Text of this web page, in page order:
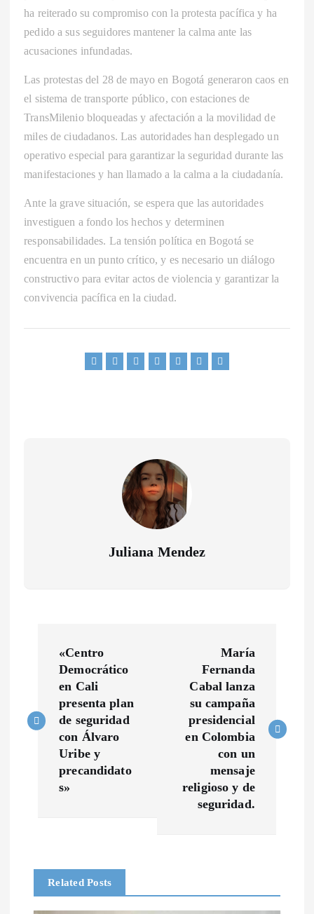
ha reiterado su compromiso con la protesta pacífica y ha
pedido a sus seguidores mantener la calma ante las
acusaciones infundadas.
Las protestas del 28 de mayo en Bogotá generaron caos en
el sistema de transporte público, con estaciones de
TransMilenio bloqueadas y afectación a la movilidad de
miles de ciudadanos. Las autoridades han desplegado un
operativo especial para garantizar la seguridad durante las
manifestaciones y han llamado a la calma a la ciudadanía.
Ante la grave situación, se espera que las autoridades
investiguen a fondo los hechos y determinen
responsabilidades. La tensión política en Bogotá se
encuentra en un punto crítico, y es necesario un diálogo
constructivo para evitar actos de violencia y garantizar la
convivencia pacífica en la ciudad.
Juliana Mendez
v
«Centro
Democrático
en Cali
presenta plan
de seguridad
con Álvaro
Uribe y
precandidato
s»
María
Fernanda
Cabal lanza
su campaña
presidencial
en Colombia
con un
mensaje
religioso y de
seguridad.
Related Posts